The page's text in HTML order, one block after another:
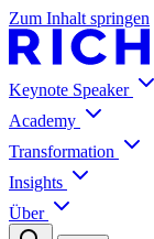
Zum Inhalt springen
Keynote Speaker
Academy
Transformation
Insights
Über